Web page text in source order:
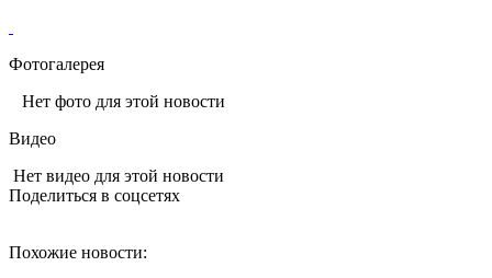
Фотогалерея
Нет фото для этой новости
Видео
Нет видео для этой новости
Поделиться в соцсетях
Похожие новости: